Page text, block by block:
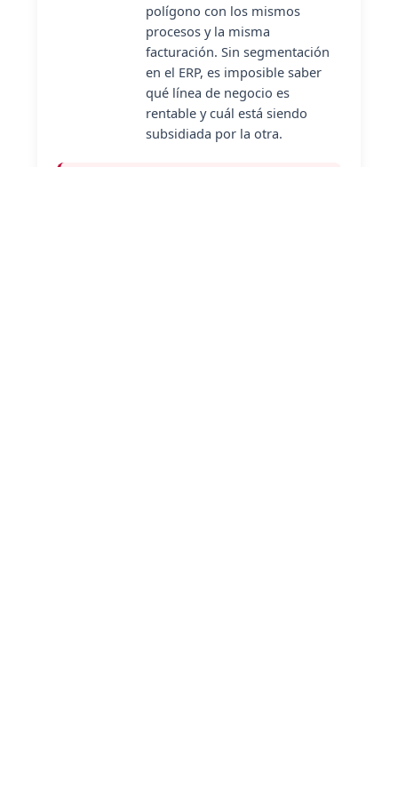
polígono con los mismos
procesos y la misma
facturación. Sin segmentación
en el ERP, es imposible saber
qué línea de negocio es
rentable y cuál está siendo
subsidiada por la otra.